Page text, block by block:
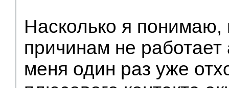
Насколько я понимаю,
причинам не работает
меня один раз уже